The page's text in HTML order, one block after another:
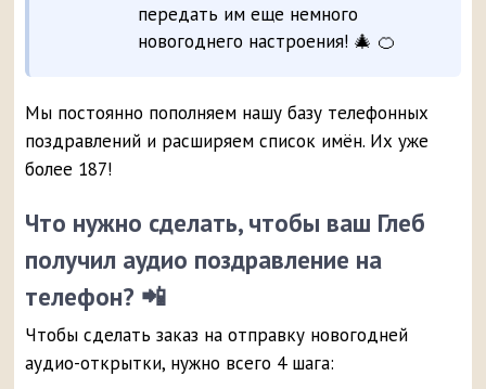
передать им еще немного
новогоднего настроения! 🎄 🍊
Мы постоянно пополняем нашу базу телефонных
поздравлений и расширяем список имён. Их уже
более 187!
Что нужно сделать, чтобы ваш Глеб
получил аудио поздравление на
телефон? 📲
Чтобы сделать заказ на отправку новогодней
аудио-открытки, нужно всего 4 шага: